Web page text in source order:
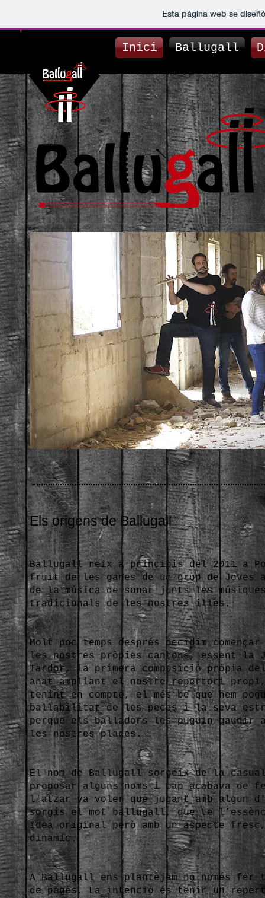
Esta página web se
Inici Ballugall
Els origens de Ballugall
Ballugall neix a principis del 2011 a
fruit de les ganes de un grup de Joves
de la música de sonar junts les
tradicionals de les nostres illes.
Molt poc temps després decidim començar
les nostres pròpies cançons, essent la
Tardor, la primera composició pròpia del
anat ampliant el nostre repertori propi,
tenint en compte, el més be que hem
ballabilitat de les peces i la seva
perque els balladors les puguin gaudir
les nostres places.
El nom de Ballugall sorgeix de la
proposar alguns noms i cap acabava de
l'atzar va voler que jugant amb algun
sorgís el mot ballugall, que te
idea original però amb un aspecte
dinamic.
A Ballugall ens plantejam no només fer
de pagès. La intenció és tenir un